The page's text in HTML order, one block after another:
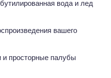
вода и лед
вашего
и просторные палубы